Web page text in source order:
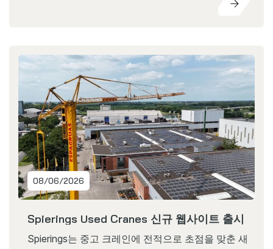
08/06/2026
Spierings Used Cranes 신규 웹사이트 출시
Spierings는 중고 크레인에 전적으로 초점을 맞춘 새